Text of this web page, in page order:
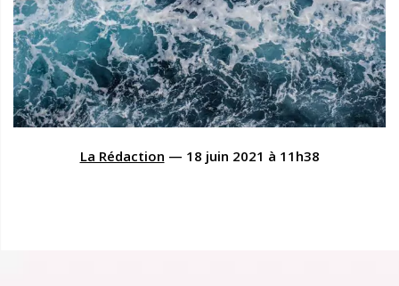
La Rédaction — 18 juin 2021 à 11h38